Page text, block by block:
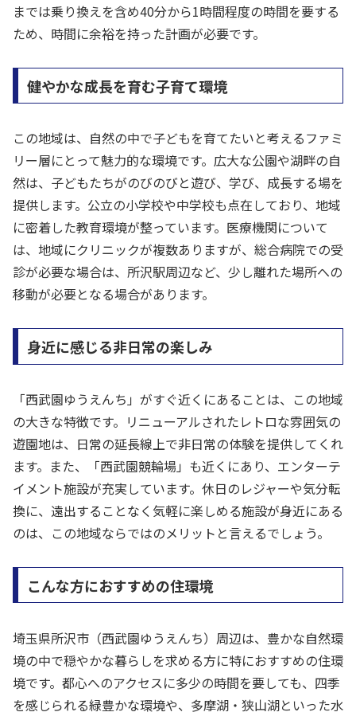
までは乗り換えを含め40分から1時間程度の時間を要する
ため、時間に余裕を持った計画が必要です。
健やかな成長を育む子育て環境
この地域は、自然の中で子どもを育てたいと考えるファミ
リー層にとって魅力的な環境です。広大な公園や湖畔の自
然は、子どもたちがのびのびと遊び、学び、成長する場を
提供します。公立の小学校や中学校も点在しており、地域
に密着した教育環境が整っています。医療機関について
は、地域にクリニックが複数ありますが、総合病院での受
診が必要な場合は、所沢駅周辺など、少し離れた場所への
移動が必要となる場合があります。
身近に感じる非日常の楽しみ
「西武園ゆうえんち」がすぐ近くにあることは、この地域
の大きな特徴です。リニューアルされたレトロな雰囲気の
遊園地は、日常の延長線上で非日常の体験を提供してくれ
ます。また、「西武園競輪場」も近くにあり、エンターテ
イメント施設が充実しています。休日のレジャーや気分転
換に、遠出することなく気軽に楽しめる施設が身近にある
のは、この地域ならではのメリットと言えるでしょう。
こんな方におすすめの住環境
埼玉県所沢市（西武園ゆうえんち）周辺は、豊かな自然環
境の中で穏やかな暮らしを求める方に特におすすめの住環
境です。都心へのアクセスに多少の時間を要しても、四季
を感じられる緑豊かな環境や、多摩湖・狭山湖といった水